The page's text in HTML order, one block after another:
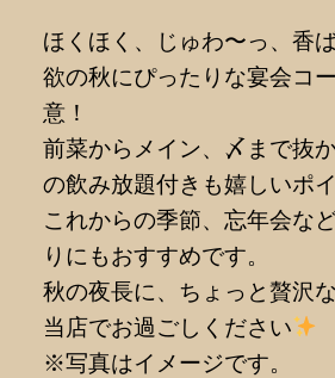
ほくほく、じゅわ〜っ、香
欲の秋にぴったりな宴会コ
意！
前菜からメイン、〆まで抜
の飲み放題付きも嬉しいポ
これからの季節、忘年会な
りにもおすすめです。
秋の夜長に、ちょっと贅沢
当店でお過ごしください
※写真はイメージです。